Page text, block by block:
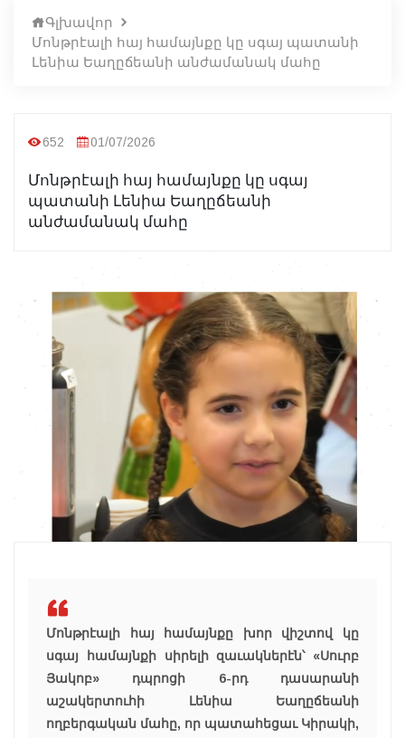
Գլխավոր
Մոնթրէալի հայ համայնքը կը սգայ պատանի
Լենիա Եաղըճեանի անժամանակ մահը
652 01/07/2026
Մոնթրէալի հայ համայնքը կը սգայ
պատանի Լենիա Եաղըճեանի
անժամանակ մահը
Մոնթրէալի հայ համայնքը խոր վիշտով կը
սգայ համայնքի սիրելի զաւակներէն՝ «Սուրբ
Յակոբ» դպրոցի 6-րդ դասարանի
աշակերտուհի Լենիա Եաղըճեանի
ողբերգական մահը, որ պատահեցաւ Կիրակի,